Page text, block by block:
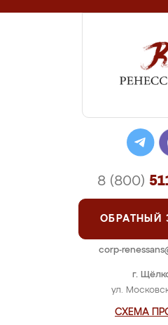
г.
ул.
СХЕМА
8 (800)
ОБРАТНЫЙ
corp-